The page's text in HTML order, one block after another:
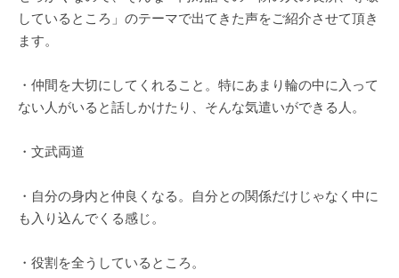
しているところ」のテーマで出てきた声をご紹介させて頂き
ます。
・仲間を大切にしてくれること。特にあまり輪の中に入って
ない人がいると話しかけたり、そんな気遣いができる人。
・文武両道
・自分の身内と仲良くなる。自分との関係だけじゃなく中に
も入り込んでくる感じ。
・役割を全うしているところ。